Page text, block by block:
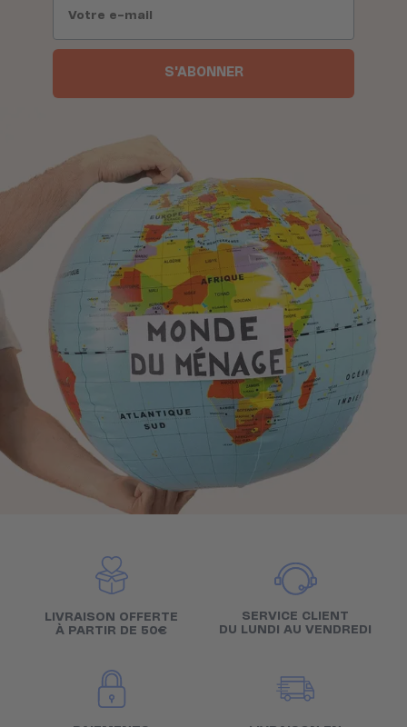
S'ABONNER
LIVRAISON OFFERTE
À PARTIR DE 50€
SERVICE CLIENT
DU LUNDI AU VENDREDI